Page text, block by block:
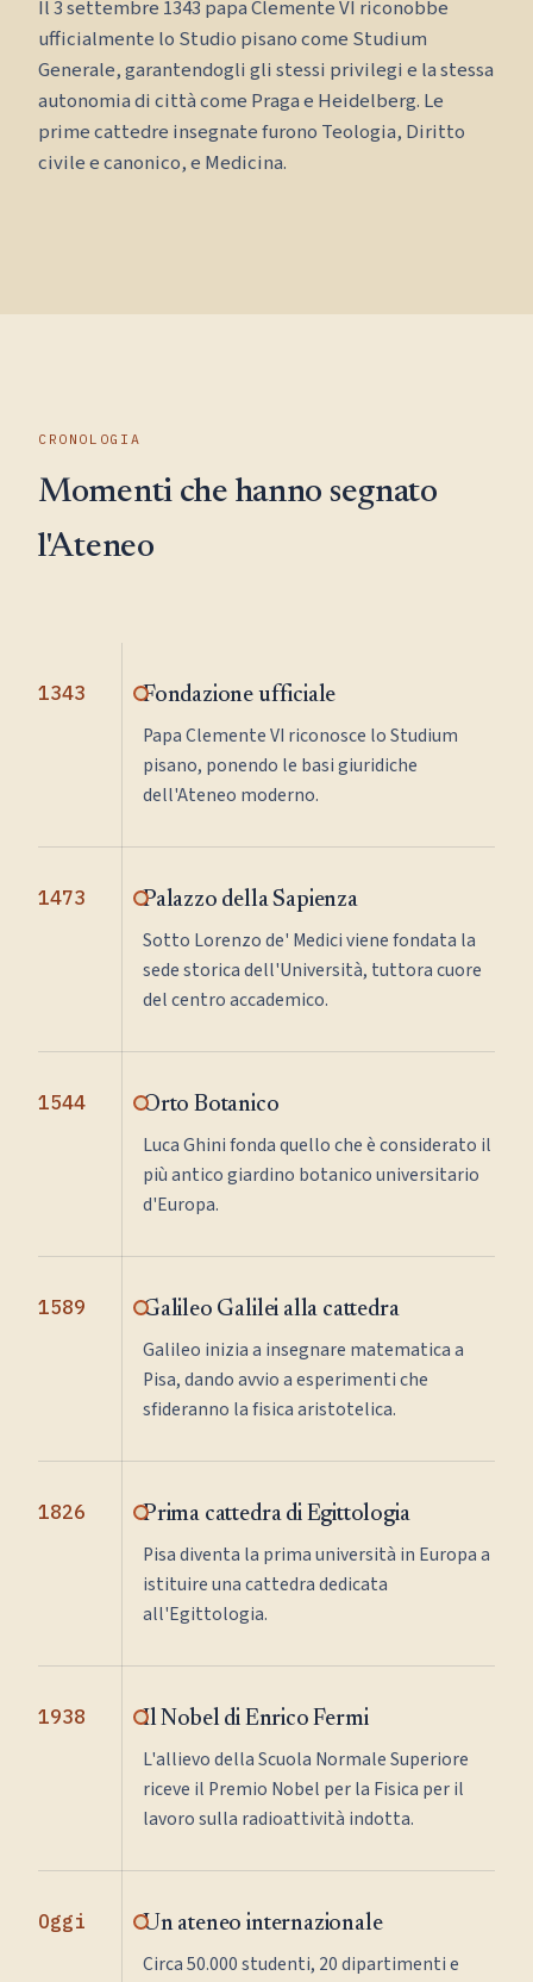
Il 3 settembre 1343 papa Clemente VI riconobbe
ufficialmente lo Studio pisano come Studium
Generale, garantendogli gli stessi privilegi e la stessa
autonomia di città come Praga e Heidelberg. Le
prime cattedre insegnate furono Teologia, Diritto
civile e canonico, e Medicina.
CRONOLOGIA
Momenti che hanno segnato
l'Ateneo
1343 Fondazione ufficiale
Papa Clemente VI riconosce lo Studium
pisano, ponendo le basi giuridiche
dell'Ateneo moderno.
1473 Palazzo della Sapienza
Sotto Lorenzo de' Medici viene fondata la
sede storica dell'Università, tuttora cuore
del centro accademico.
1544 Orto Botanico
Luca Ghini fonda quello che è considerato il
più antico giardino botanico universitario
d'Europa.
1589 Galileo Galilei alla cattedra
Galileo inizia a insegnare matematica a
Pisa, dando avvio a esperimenti che
sfideranno la fisica aristotelica.
1826 Prima cattedra di Egittologia
Pisa diventa la prima università in Europa a
istituire una cattedra dedicata
all'Egittologia.
1938 Il Nobel di Enrico Fermi
L'allievo della Scuola Normale Superiore
riceve il Premio Nobel per la Fisica per il
lavoro sulla radioattività indotta.
Oggi Un ateneo internazionale
Circa 50.000 studenti, 20 dipartimenti e